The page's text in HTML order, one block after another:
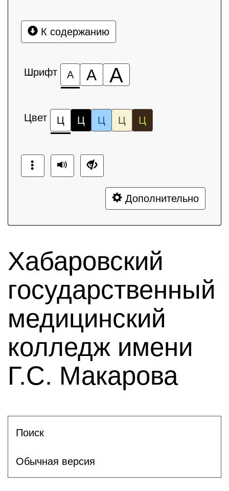
К содержанию
Шрифт А А А
Цвет Ц Ц Ц Ц Ц
Дополнительно
Хабаровский
государственный
медицинский
колледж имени
Г.С. Макарова
Поиск
Обычная версия